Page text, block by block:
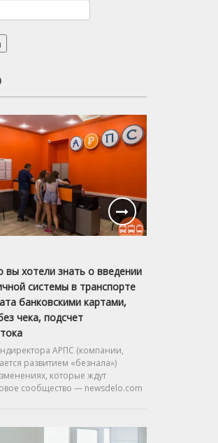
вы хотели знать о введении
системы в транспорте
банковскими картами,
чека, подсчет
АРПС (компании,
развитием «безнала»)
которые ждут
сообщество — newsdelo.com